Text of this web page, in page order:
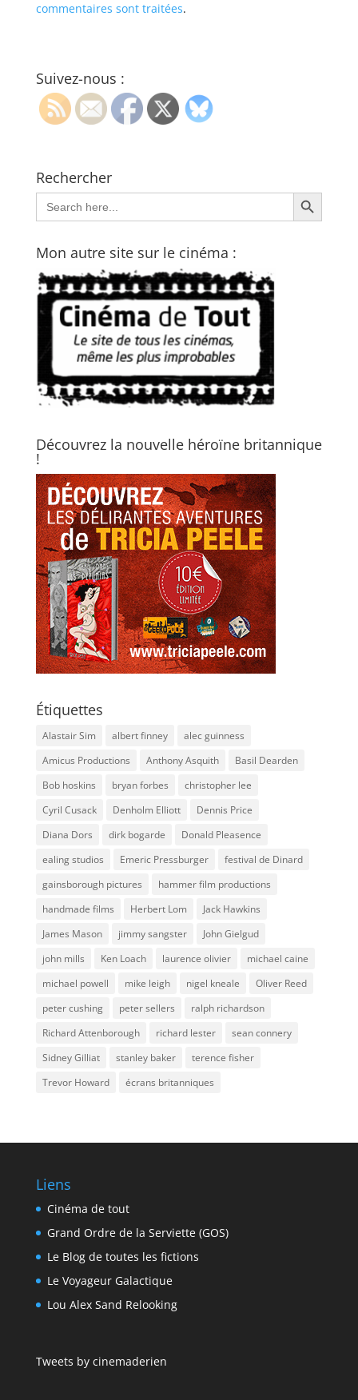
commentaires sont traitées.
Suivez-nous :
Rechercher
Search
for:
Search Button
Mon autre site sur le cinéma :
Découvrez la nouvelle héroïne britannique
!
Étiquettes
Alastair Sim albert finney
alec guinness
Amicus Productions
Anthony Asquith
Basil Dearden
Bob hoskins
bryan forbes
christopher lee
Cyril Cusack
Denholm Elliott
Dennis Price
Diana Dors
dirk bogarde
Donald Pleasence
ealing studios
Emeric Pressburger
festival de Dinard
gainsborough pictures
hammer film productions
handmade films
Herbert Lom
Jack Hawkins
James Mason
jimmy sangster
John Gielgud
john mills
Ken Loach laurence olivier
michael caine
michael powell
mike leigh nigel kneale
Oliver Reed
peter cushing
peter sellers
ralph richardson
Richard Attenborough
richard lester
sean connery
Sidney Gilliat
stanley baker
terence fisher
Trevor Howard
écrans britanniques
Liens
Cinéma de tout
Grand Ordre de la Serviette (GOS)
Le Blog de toutes les fictions
Le Voyageur Galactique
Lou Alex Sand Relooking
Tweets by cinemaderien